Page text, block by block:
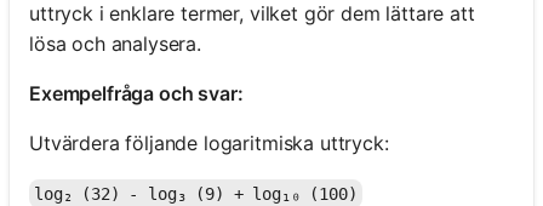
uttryck i enklare termer, vilket gör dem lättare att
lösa och analysera.
Exempelfråga och svar:
Utvärdera följande logaritmiska uttryck:
log₂ (32) - log₃ (9) + log₁₀ (100)